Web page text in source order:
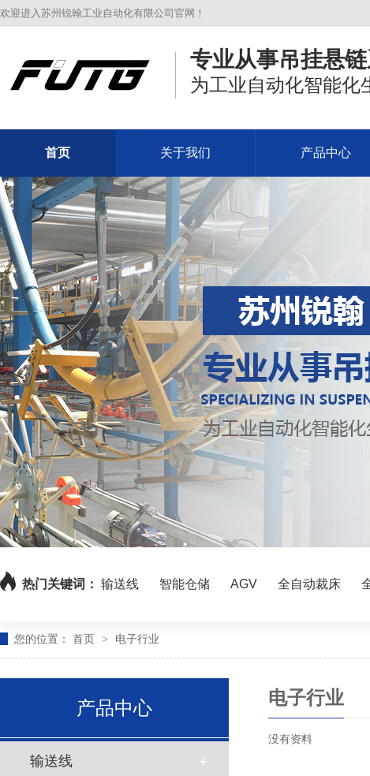
欢迎进入苏州锐翰工业自动化有限公司官网！
专业从事吊挂悬
为工业自动化智能化
首页 关于我们 产品中心
热门关键词： 输送线 智能仓储 AGV 全自动裁床
您的位置： 首页 > 电子行业
电子行业
没有资料
产品中心
输送线